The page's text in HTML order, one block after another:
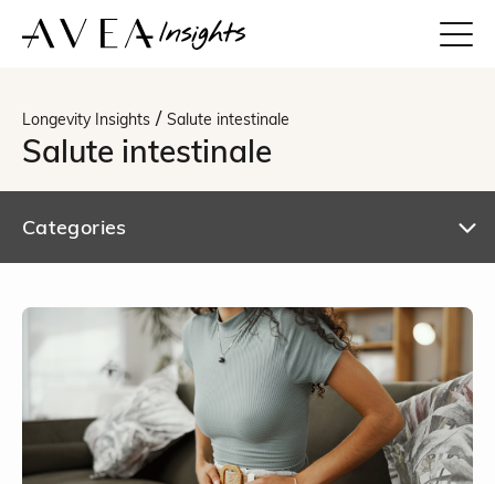
Longevity Insights / Salute intestinale
Salute intestinale
Categories